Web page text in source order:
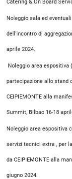
Catering & On Board
Noleggio sala ed
dell'incontro di
aprile 2024.
Noleggio area espositiva
partecipazione allo stand
CEIPIEMONTE alla
Summit, Bilbao 16-18
Noleggio area espositiva
servizi tecnici extra , per
da CEIPIEMONTE alla
giugno 2024.